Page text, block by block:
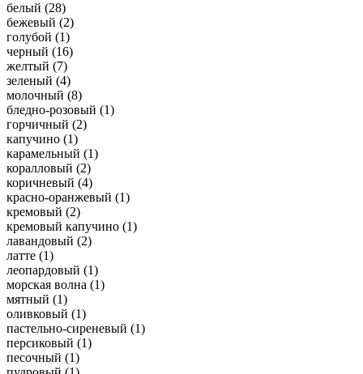
белый (28)
бежевый (2)
голубой (1)
черный (16)
желтый (7)
зеленый (4)
молочный (8)
бледно-розовый (1)
горчичный (2)
капучино (1)
карамельный (1)
коралловый (2)
коричневый (4)
красно-оранжевый (1)
кремовый (2)
кремовый капучино (1)
лавандовый (2)
латте (1)
леопардовый (1)
морская волна (1)
мятный (1)
оливковый (1)
пастельно-сиреневый (1)
персиковый (1)
песочный (1)